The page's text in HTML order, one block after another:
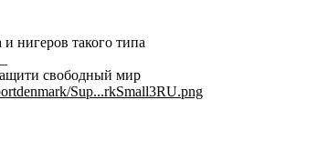
нигеров такого типа
свободный мир
Sup...rkSmall3RU.png